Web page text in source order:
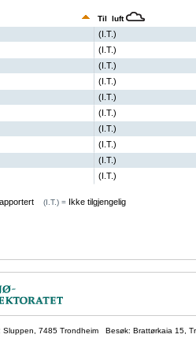
Til luft
(I.T.)
(I.T.)
(I.T.)
(I.T.)
(I.T.)
(I.T.)
(I.T.)
(I.T.)
(I.T.)
(I.T.)
(I.T.) = Ikke tilgjengelig
Sluppen, 7485 Trondheim Besøk: Brattørkaia 15,